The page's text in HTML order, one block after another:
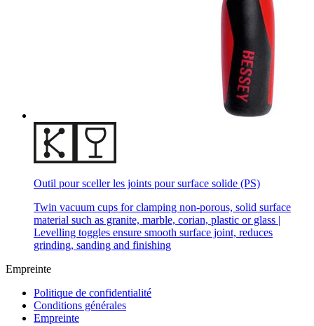
Outil pour sceller les joints pour surface solide (PS)
Twin vacuum cups for clamping non-porous, solid surface
material such as granite, marble, corian, plastic or glass |
Levelling toggles ensure smooth surface joint, reduces
grinding, sanding and finishing
Empreinte
Politique de confidentialité
Conditions générales
Empreinte